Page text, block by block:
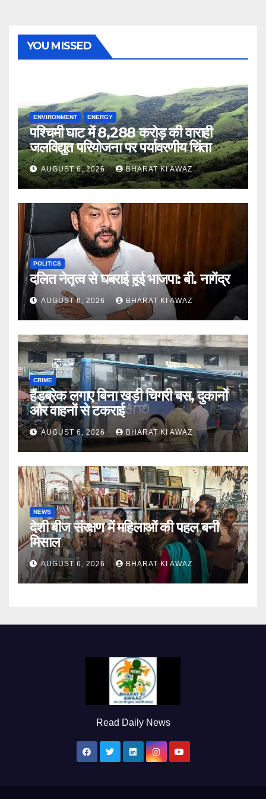
YOU MISSED
ENVIRONMENT ENERGY
पश्चिमी घाट में 8,288 करोड़ की वाराही
जलविद्युत परियोजना पर पर्यावरणीय चिंता
AUGUST 6, 2026 BHARAT KI AWAZ
POLITICS
दलित नेतृत्व से घबराई हुई भाजपा: बी. नागेंद्र
AUGUST 6, 2026 BHARAT KI AWAZ
CRIME
हैंडब्रेक लगाए बिना खड़ी चिगरी बस, दुकानों
और वाहनों से टकराई
AUGUST 6, 2026 BHARAT KI AWAZ
NEWS
देशी बीज संरक्षण में महिलाओं की पहल बनी
मिसाल
AUGUST 6, 2026 BHARAT KI AWAZ
Read Daily News